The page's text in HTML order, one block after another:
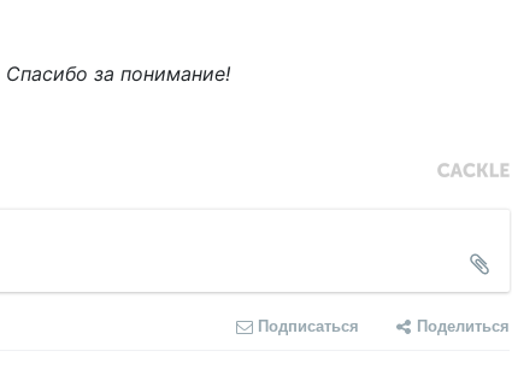
Спасибо за понимание!
Подписаться Поделиться